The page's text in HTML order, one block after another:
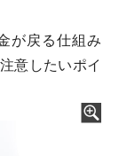
が戻る仕組み
意したいポイ